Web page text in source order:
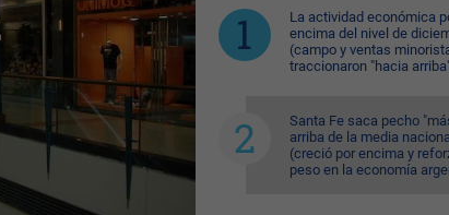
La actividad económica
encima del nivel de
(campo y ventas
traccionaron "hacia
Santa Fe saca pecho
arriba de la media
(creció por encima y
peso en la economía